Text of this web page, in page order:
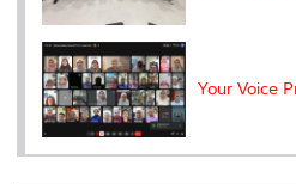
Your Voice